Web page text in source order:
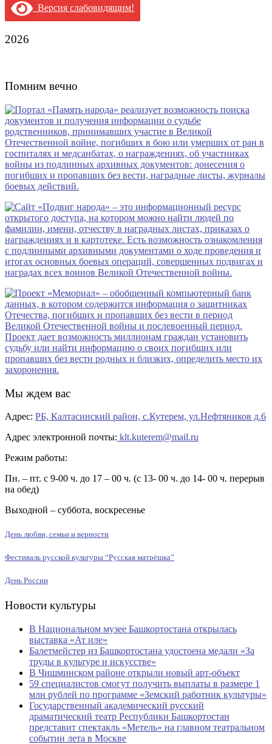
Версия слабовидящим!
2026
Помним вечно
Мы ждем вас
Адрес: РБ, Калтасинский район, с.Кутерем, ул.Нефтяников д.6
Адрес электронной почты: klt.kuterem@mail.ru
Режим работы:
Пн. – пт. с 9-00 ч. до 17 – 00 ч. (с 13- 00 ч. до 14- 00 ч. перерыв
на обед)
Выходной – суббота, воскресенье
День любви, семьи и верности
Фестиваль русской культуры “Русская матрёшка”
День России
Новости культуры
В Национальном музее Башкортостана открылась
выставка «Ат иле»
Балетмейстер из Башкортостана удостоена медали «За
труды в культуре и искусстве»
В Чишминском районе открыли новый арт-объект
59 специалистов смогут получить выплаты в размере 1
млн рублей по программе «Земский работник культуры»
Государственный академический русский
драматический театр Республики Башкортостан
представит спектакль «Метель» на главном театральном
событии лета в Москве